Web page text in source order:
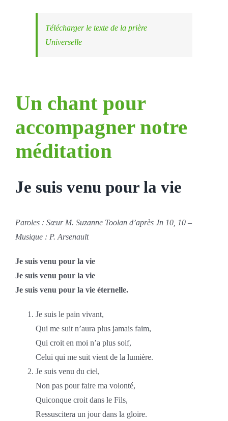
Télécharger le texte de la prière
Universelle
Un chant pour
accompagner notre
méditation
Je suis venu pour la vie
Paroles : Sœur M. Suzanne Toolan d’après Jn 10, 10 –
Musique : P. Arsenault
Je suis venu pour la vie
Je suis venu pour la vie
Je suis venu pour la vie éternelle.
Je suis le pain vivant,
Qui me suit n’aura plus jamais faim,
Qui croit en moi n’a plus soif,
Celui qui me suit vient de la lumière.
Je suis venu du ciel,
Non pas pour faire ma volonté,
Quiconque croit dans le Fils,
Ressuscitera un jour dans la gloire.